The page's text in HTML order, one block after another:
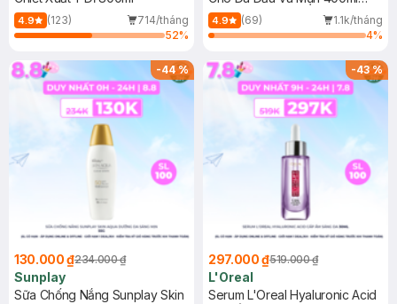
4.9 (123)
714/tháng
52%
(Mới)
4.9 (69)
1.1k/tháng
4%
-44%
130.000 ₫234.000 ₫
Sunplay
Sữa Chống Nắng Sunplay Skin
-43%
297.000 ₫519.000 ₫
L'Oreal
Serum L'Oreal Hyaluronic Acid